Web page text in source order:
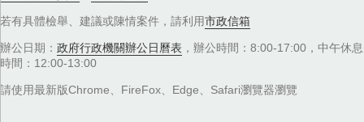
若有具體檢舉、建議或陳情案件，請利用市政信箱
辦公日期： 政府行政機關辦公日曆表 ，辦公時間：8:00-17:00，中午休息
時間：12:00-13:00
請使用最新版Chrome、FireFox、Edge、Safari瀏覽器瀏覽